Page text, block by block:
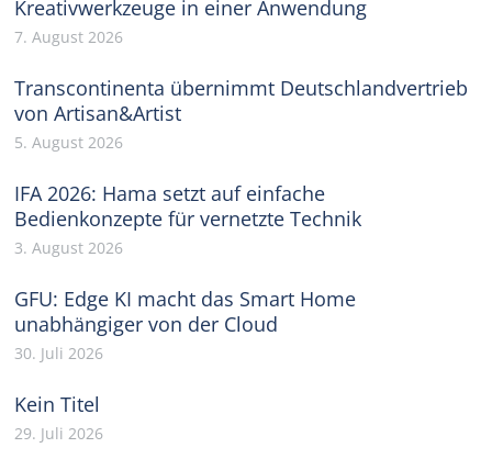
Kreativwerkzeuge in einer Anwendung
7. August 2026
Transcontinenta übernimmt Deutschlandvertrieb
von Artisan&Artist
5. August 2026
IFA 2026: Hama setzt auf einfache
Bedienkonzepte für vernetzte Technik
3. August 2026
GFU: Edge KI macht das Smart Home
unabhängiger von der Cloud
30. Juli 2026
Kein Titel
29. Juli 2026